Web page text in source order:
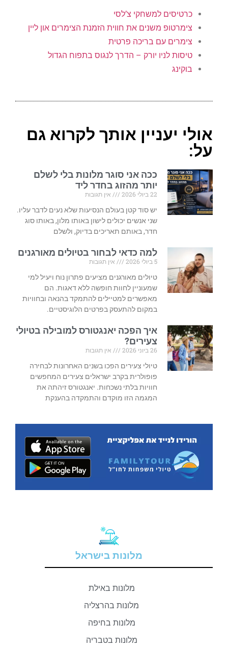
כרטיסים למשחקי צ’לסי
צימרטופ משנים את חווית הזמנת הצימרים און ליין
צימרים עם בריכה פרטית
טיסות לניו יורק – הדרך לנגוס בתפוח הגדול
בוקינג
אולי יעניין אותך לקרוא גם
על:
ככה אני סוגר מלונות בלי לשלם
יותר מהזוג בחדר ליד
22 ביולי 2026
אין תגובות
יש סוד קטן בעולם הנסיעות שלא נעים לדבר עליו.
שני אנשים יכולים לישון באותו מלון, באותו סוג
חדר, באותם תאריכים בדיוק, ולשלם
למה כדאי לבחור בטיולים מאורגנים
5 ביולי 2026
אין תגובות
טיולים מאורגנים מציעים פתרון נוח ויעיל למי
שמעוניין לחוות חופשה ללא דאגות. הם
מאפשרים למטיילים להתמקד בהנאה ובחוויות
במקום להתעסק בפרטים הלוגיסטיים.
איך הפכה יאנגטורס למובילה בטיולי
צעירים?
26 ביוני 2026
אין תגובות
טיולי צעירים הפכו בשנים האחרונות לבחירה
פופולרית בקרב ישראלים צעירים המחפשים
חוויות בלתי נשכחות. יאנגטורס זיהתה את
המגמה הזו מוקדם והתמקדה בהענקת
מלונות בישראל
מלונות באילת
מלונות בהרצליה
מלונות בחיפה
מלונות בטבריה